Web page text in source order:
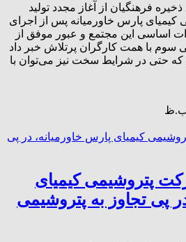
فرهنگیان از آغاز مجدد تولید
پارس خاورمیانه پس از اجرای
اساسی این مجتمع و عبور موفق از
سوم با همت کارگران پرتلاش خبر داد
که حتی در شرایط سخت نیز می‌توان با
پتروشیمی کیمیای
پی تجاوز به پتروشیمی